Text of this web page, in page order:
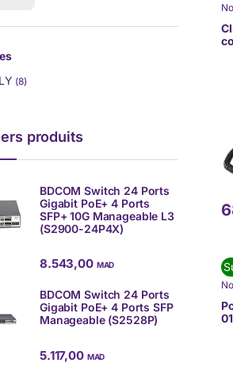
(8)
produits
BDCOM Switch 24 Ports
Gigabit PoE+ 4 Ports
SFP+ 10G Manageable L3
(S2900-24P4X)
8.543,00 MAD
BDCOM Switch 24 Ports
Gigabit PoE+ 4 Ports SFP
Manageable (S2528P)
5.117,00 MAD